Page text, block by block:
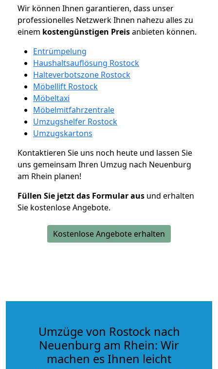
Wir können Ihnen garantieren, dass unser
professionelles Netzwerk Ihnen nahezu alles zu
einem kostengünstigen Preisanbieten können.
Entrümpelung
Haushaltsauflösung Rostock
Halteverbotszone Rostock
Möbellift Rostock
Möbeltaxi
Möbelmitfahrzentrale
Umzugshelfer Rostock
Umzugskartons
Kontaktieren Sie uns noch heute und lassen Sie
uns gemeinsam Ihren Umzug nach Neuenburg
am Rhein planen!
Füllen Sie jetzt das Formular aus und erhalten
Sie kostenlose Angebote.
Kostenlose Angebote erhalten
Umzüge von Rostock nach
Neuenburg am Rhein: Wir
machen es Ihnen leicht